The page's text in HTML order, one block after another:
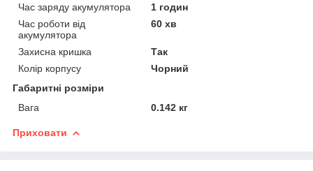
Час заряду акумулятора
1 годин
Час роботи від
акумулятора
60 хв
Захисна кришка
Так
Колір корпусу
Чорний
Габаритні розміри
Вага
0.142 кг
Приховати